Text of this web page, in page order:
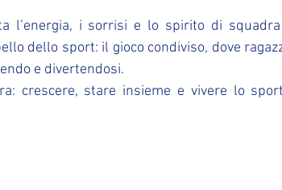
l’energia, i sorrisi e lo spirito di
dello sport: il gioco condiviso, dove
e divertendosi.
crescere, stare insieme e vivere lo